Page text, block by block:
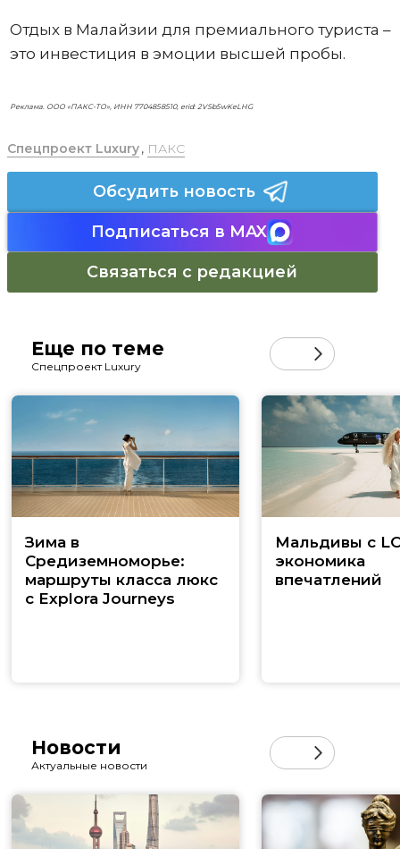
Отдых в Малайзии для премиального туриста –
это инвестиция в эмоции высшей пробы.
Реклама. ООО «ПАКС-ТО», ИНН 7704858510, erid: 2VSb5wKeLHG
Спецпроект Luxury, ПАКС
Обсудить новость
Подписаться в MAX
Связаться с редакцией
Еще по теме
Спецпроект Luxury
Зима в
Средиземноморье:
маршруты класса люкс
с Explora Journeys
Мальдивы с
экономика
впечатлений
Новости
Актуальные новости